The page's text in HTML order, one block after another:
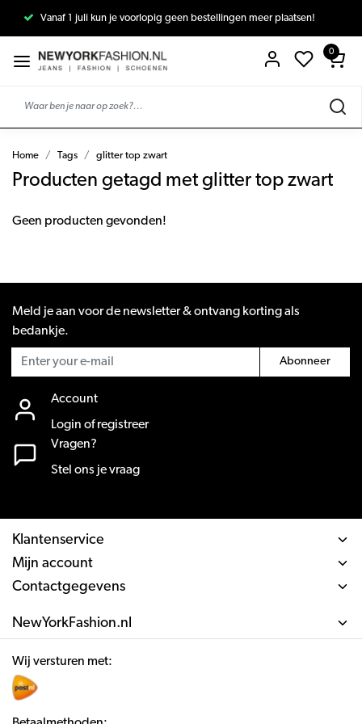
Vanaf 1 juli kun je voorlopig geen bestellingen meer plaatsen!
0
Home Tags glitter top zwart
Producten getagd met glitter top zwart
Geen producten gevonden!
Meld je aan voor de newsletter & ontvang korting als
bedankje.
Abonneer
Account
Login of registreer
Vragen?
Stel ons je vraag
Klantenservice
Mijn account
Contactgegevens
NewYorkFashion.nl
Wij versturen met: